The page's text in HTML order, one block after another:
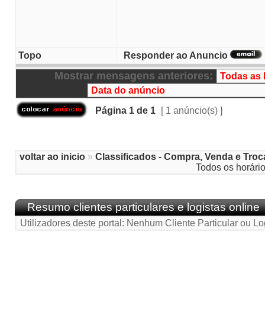
Topo Responder ao Anuncio
Mostrar mensagens anteriores:
Página 1 de 1 [ 1 anúncio(s) ]
voltar ao inicio » Classificados - Compra, Venda e
Todos os
Resumo clientes particulares e logistas online
Utilizadores deste portal: Nenhum Cliente Particular ou